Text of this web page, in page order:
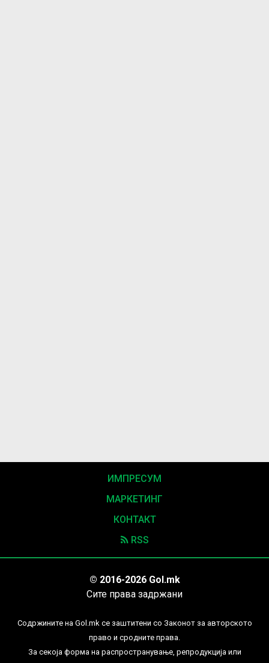
ИМПРЕСУМ
МАРКЕТИНГ
КОНТАКТ
RSS
© 2016-2026 Gol.mk
Сите права задржани
Содржините на Gol.mk се заштитени со Законот за авторското
право и сродните права.
За секоја форма на распространување, репродукција или